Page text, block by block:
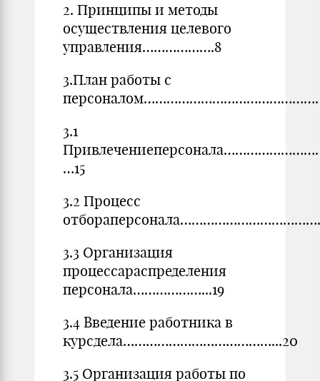
2. Принципы и методы
осуществления целевого
управления……………….8
3.План работы с
3.1
…15
3.2 Процесс
3.3 Организация
процессараспределения
персонала………………...19
3.4 Введение работника в
курсдела…………………………………...20
3.5 Организация работы по